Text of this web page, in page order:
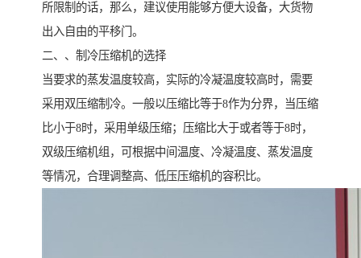
所限制的话，那么，建议使用能够方便大设备，大货物
出入自由的平移门。
二、、制冷压缩机的选择
当要求的蒸发温度较高，实际的冷凝温度较高时，需要
采用双压缩制冷。一般以压缩比等于8作为分界，当压缩
比小于8时，采用单级压缩；压缩比大于或者等于8时，
双级压缩机组，可根据中间温度、冷凝温度、蒸发温度
等情况，合理调整高、低压压缩机的容积比。